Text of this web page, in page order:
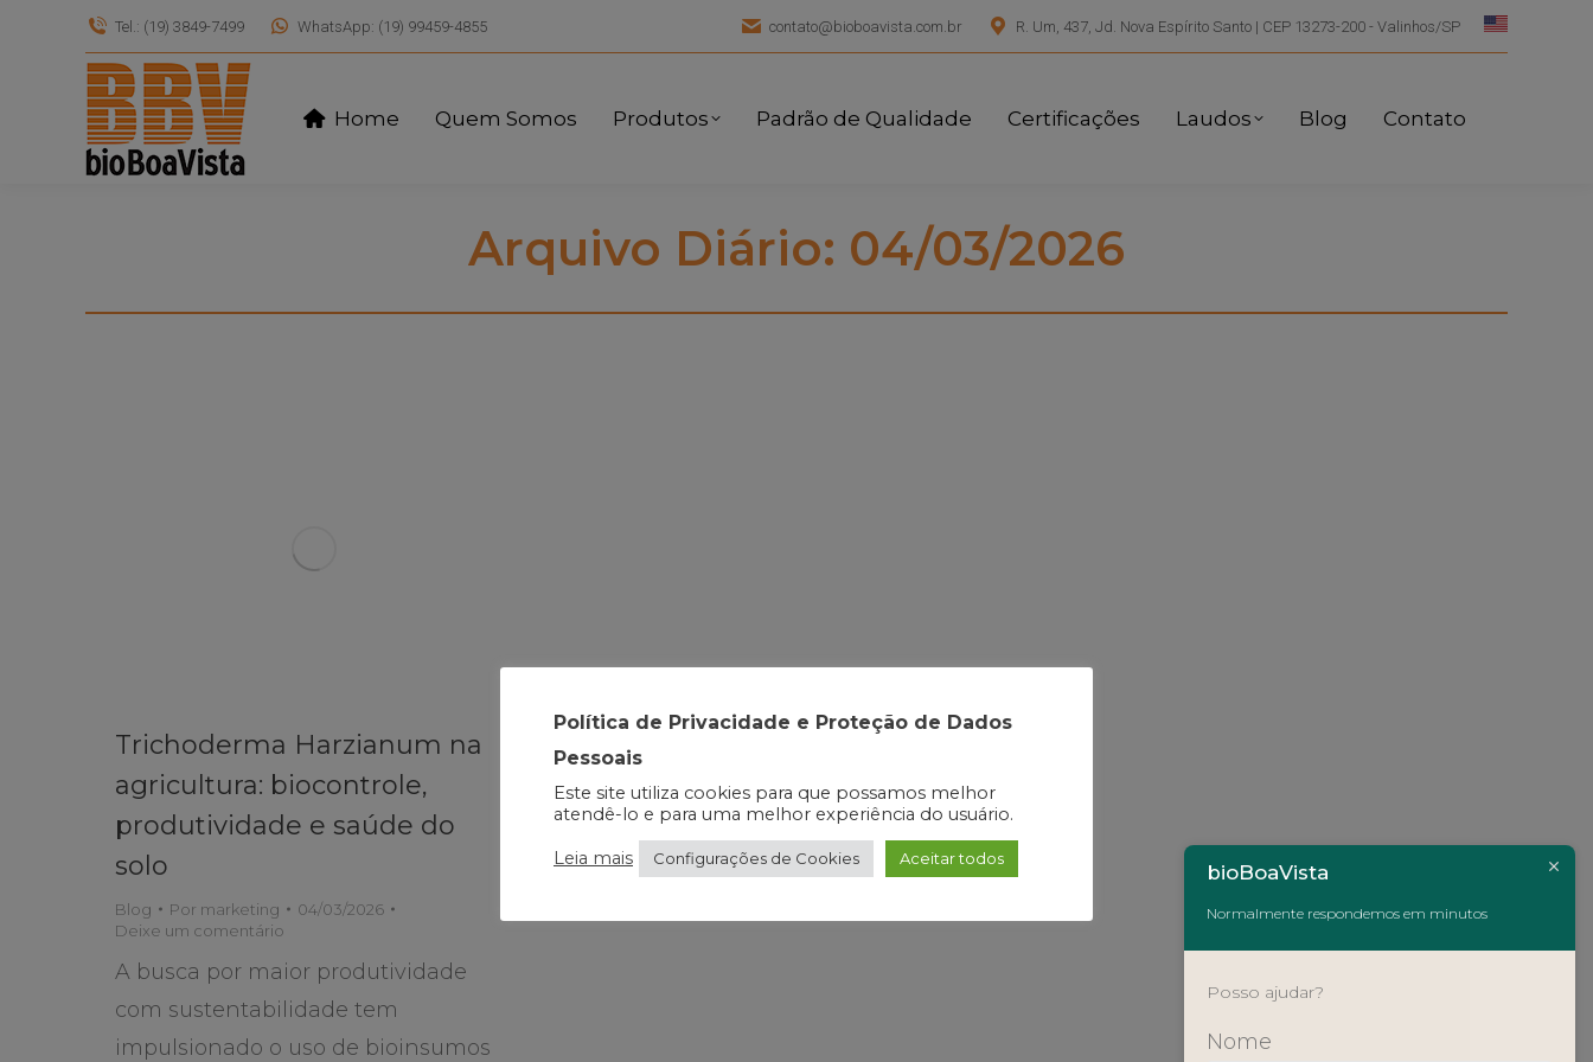
Tel.: (19) 3849-7499 WhatsApp: (19) 99459-4855 contato@bioboavista.com.br R. Um, 437, Jd. Nova Espírito Santo | CEP 13273-200 - Valinhos/SP
Home Quem Somos Produtos Padrão de Qualidade Certificações Laudos Blog Contato
Arquivo Diário: 04/03/2026
Trichoderma Harzianum na
agricultura: biocontrole,
produtividade e saúde do
solo
Blog Por marketing
04/03/2026
Deixe um comentário
A busca por maior produtividade
com sustentabilidade tem
impulsionado o uso de bioinsumos
Política de Privacidade e Proteção de Dados
Pessoais
Este site utiliza cookies para que possamos melhor
atendê-lo e para uma melhor experiência do usuário.
Leia mais Configurações de Cookies Aceitar todos
bioBoaVista
Normalmente respondemos em minutos
Posso ajudar?
Nome